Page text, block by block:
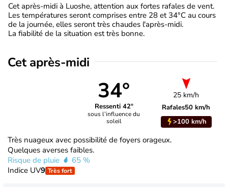
Cet après-midi à Luoshe, attention aux fortes rafales de vent.
Les températures seront comprises entre 28 et 34°C au cours
de la journée, elles seront très chaudes l'après-midi.
La fiabilité de la situation est très bonne.
Cet après-midi
34°
Ressenti 42°
sous l’influence du
soleil
25 km/h
Rafales50 km/h
>100 km/h
Très nuageux avec possibilité de foyers orageux.
Quelques averses faibles.
Risque de pluie
65 %
Indice UV9 Très fort